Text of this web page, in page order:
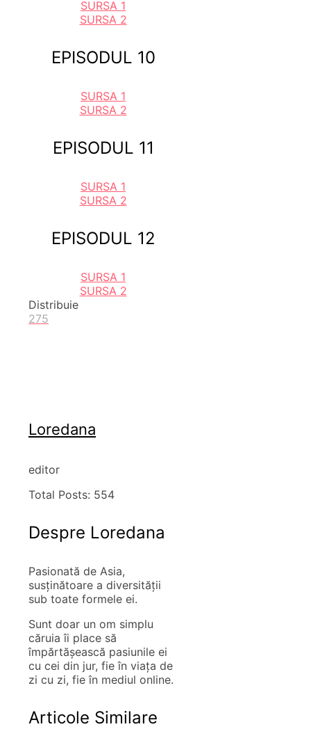
SURSA 1
SURSA 2
EPISODUL 10
SURSA 1
SURSA 2
EPISODUL 11
SURSA 1
SURSA 2
EPISODUL 12
SURSA 1
SURSA 2
Distribuie
275
Loredana
editor
Total Posts: 554
Despre Loredana
Pasionată de Asia,
susţinătoare a diversităţii
sub toate formele ei.
Sunt doar un om simplu
căruia îi place să
împărtăşească pasiunile ei
cu cei din jur, fie în viaţa de
zi cu zi, fie în mediul online.
Articole Similare